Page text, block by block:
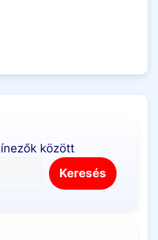
között
Keresés